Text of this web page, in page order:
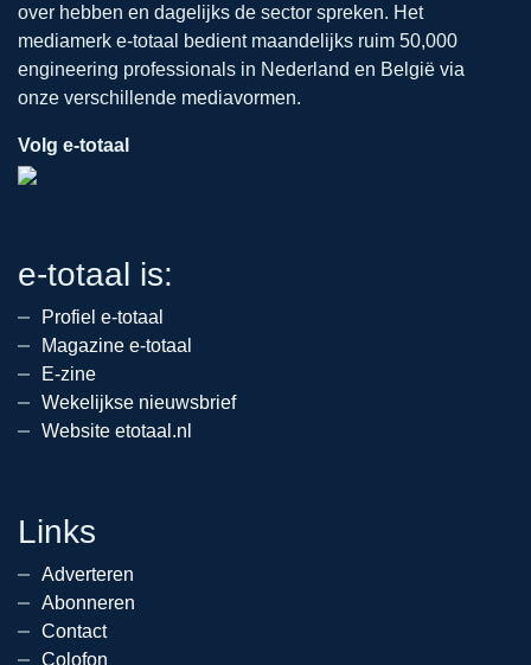
over hebben en dagelijks de sector spreken. Het
mediamerk e-totaal bedient maandelijks ruim 50,000
engineering professionals in Nederland en België via
onze verschillende mediavormen.
Volg e-totaal
e-totaal is:
Profiel e-totaal
Magazine e-totaal
E-zine
Wekelijkse nieuwsbrief
Website etotaal.nl
Links
Adverteren
Abonneren
Contact
Colofon